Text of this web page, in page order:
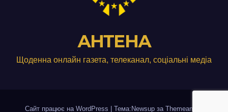
АНТЕНА
Щоденна онлайн газета, телеканал, соціальні медіа
Сайт працює на WordPress Тема:Newsup за Themeansar